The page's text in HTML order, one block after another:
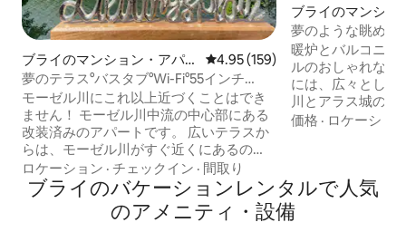
ブライのマンション・アパー
ト
レビュー159件、5つ星中4.95つ
4.95 (159)
夢のテラス°バスタブ°Wi-Fi°55インチ
Netflix°無料交通機関
モーゼル川にこれ以上近づくことはでき
ません！ モーゼル川中流の中心部にある
改装済みのアパートです。 広いテラスか
らは、モーゼル川がすぐ近くにあるの
で、ほぼユニークな体験ができます。 ア
パートには、食器洗い機、電子レンジ、
コーヒーメーカー、オーブンなどを備え
た設備の整ったキッチンがあります。 専
ロケーション · チェックイン · 間取り
ブライのマンショ
ト
夢のような眺め |
Burgblick Grill
暖炉とバルコニー
ルのおしゃれな家
には、広々とした
川とアラス城の景
とダイニングルーム
滞在を締めくくります。 ユニ
ような景色を楽し
ンで、心地よい休
価格 · ロケーショ
ブライのバケーションレンタルで人気
のアメニティ・設備